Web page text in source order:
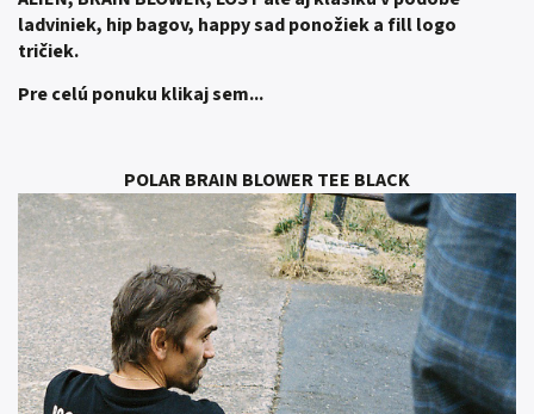
ladviniek, hip bagov, happy sad ponožiek a fill logo
tričiek.
Pre celú ponuku klikaj sem...
POLAR BRAIN BLOWER TEE BLACK